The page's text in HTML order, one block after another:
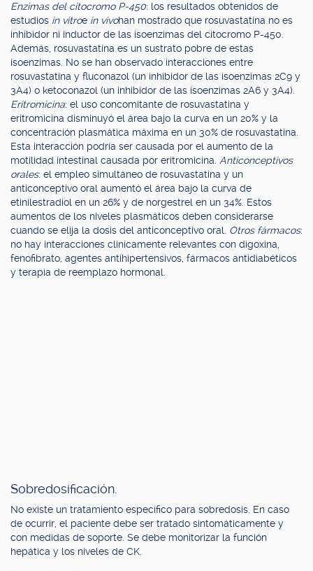
Enzimas del citocromo P-450: los resultados obtenidos de
estudios in vitroe in vivohan mostrado que rosuvastatina no es
inhibidor ni inductor de las isoenzimas del citocromo P-450.
Además, rosuvastatina es un sustrato pobre de estas
isoenzimas. No se han observado interacciones entre
rosuvastatina y fluconazol (un inhibidor de las isoenzimas 2C9 y
3A4) o ketoconazol (un inhibidor de las isoenzimas 2A6 y 3A4).
Eritromicina: el uso concomitante de rosuvastatina y
eritromicina disminuyó el área bajo la curva en un 20% y la
concentración plasmática máxima en un 30% de rosuvastatina.
Esta interacción podría ser causada por el aumento de la
motilidad intestinal causada por eritromicina. Anticonceptivos
orales: el empleo simultáneo de rosuvastatina y un
anticonceptivo oral aumentó el área bajo la curva de
etinilestradiol en un 26% y de norgestrel en un 34%. Estos
aumentos de los niveles plasmáticos deben considerarse
cuando se elija la dosis del anticonceptivo oral. Otros fármacos:
no hay interacciones clínicamente relevantes con digoxina,
fenofibrato, agentes antihipertensivos, fármacos antidiabéticos
y terapia de reemplazo hormonal.
Sobredosificación.
No existe un tratamiento específico para sobredosis. En caso
de ocurrir, el paciente debe ser tratado sintomáticamente y
con medidas de soporte. Se debe monitorizar la función
hepática y los niveles de CK.